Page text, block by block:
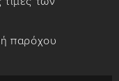
παρόχου